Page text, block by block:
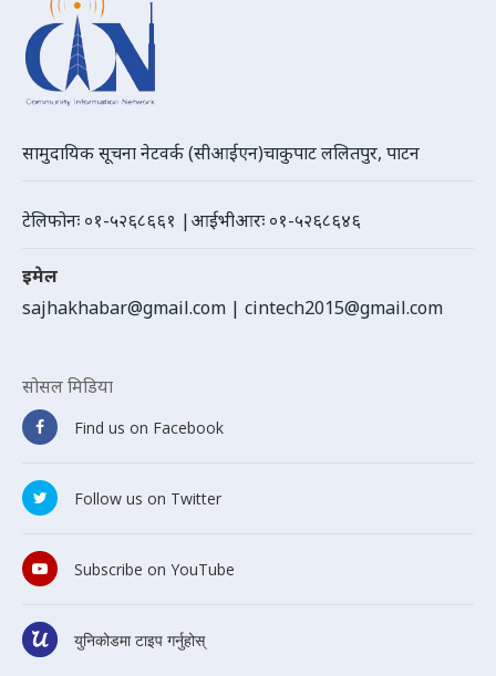
सामुदायिक सूचना नेटवर्क (सीआईएन)चाकुपाट ललितपुर, पाटन
टेलिफोनः ०१-५२६८६६१ |आईभीआरः ०१-५२६८६४६
इमेल
sajhakhabar@gmail.com | cintech2015@gmail.com
सोसल मिडिया
Find us on Facebook
Follow us on Twitter
Subscribe on YouTube
युनिकोडमा टाइप गर्नुहोस्